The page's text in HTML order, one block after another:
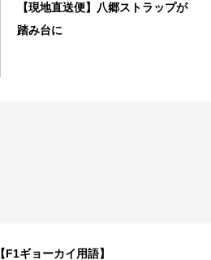
【現地直送便】八郷ストラップが
踏み台に
【F1ギョーカイ用語】